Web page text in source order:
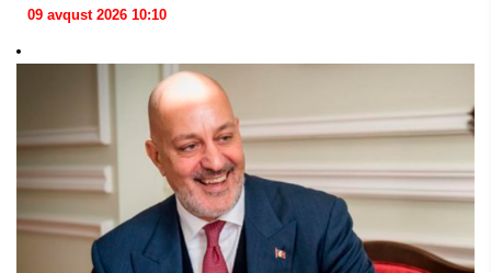
09 avqust 2026 10:10